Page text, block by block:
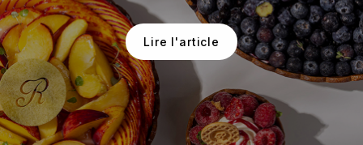
Lire l'article